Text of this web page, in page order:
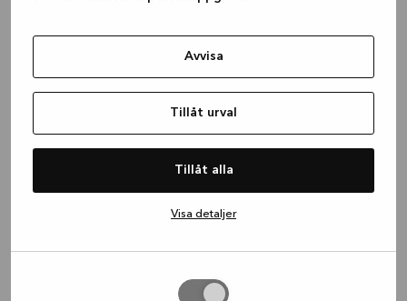
Avvisa
Tillåt urval
Tillåt alla
Visa detaljer
(see the browser console for more
information).